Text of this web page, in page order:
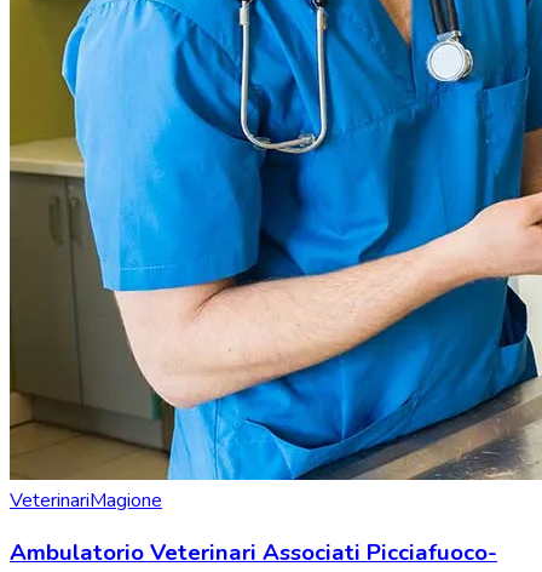
VeterinariMagione
Ambulatorio Veterinari Associati Picciafuoco-